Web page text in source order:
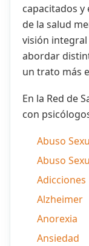
capacitados y
de la salud
visión
abordar
un trato más
En la Red de
con
Abuso
Abuso
Adicciones
Alzheimer
Anorexia
Ansiedad